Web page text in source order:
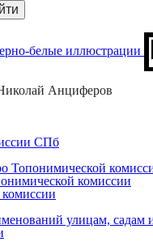
белые иллюстрации
Анциферов
СПб
Топонимической
комиссии
улицам,